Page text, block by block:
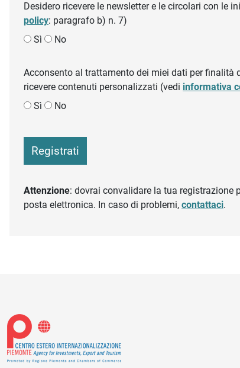
Desidero ricevere le newsletter e le circolari con le
policy: paragrafo b) n. 7)
Sì
No
Acconsento al trattamento dei miei dati per finalità
ricevere contenuti personalizzati (vedi informativa
Sì
No
Registrati
Attenzione: dovrai convalidare la tua registrazione
posta elettronica. In caso di problemi, contattaci.